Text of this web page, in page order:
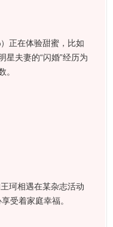
正在体验甜蜜，比如
星夫妻的“闪婚”经历为
。
珂相遇在某杂志活动
受着家庭幸福。